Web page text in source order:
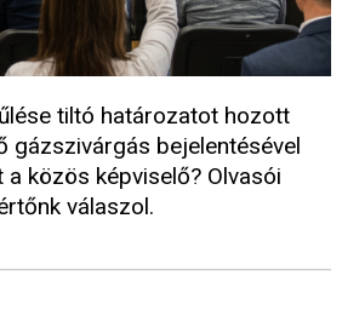
tiltó határozatot hozott
gázszivárgás bejelentésével
közös képviselő? Olvasói
válaszol.